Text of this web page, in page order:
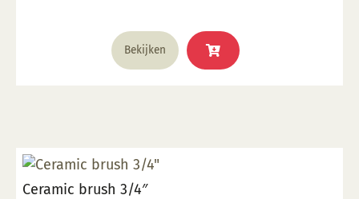
Bekijken
Ceramic brush 3/4″